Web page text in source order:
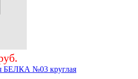
БЕЛКА №03 круглая